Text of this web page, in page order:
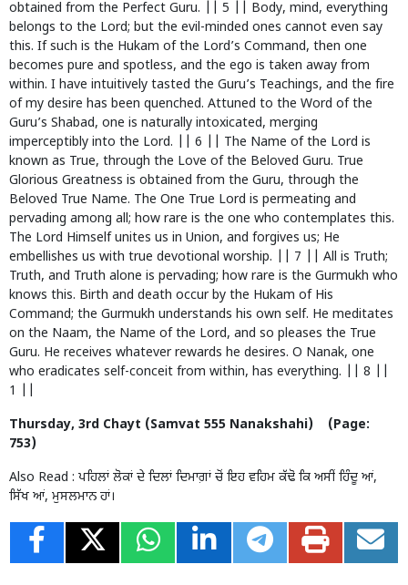
obtained from the Perfect Guru. || 5 || Body, mind, everything
belongs to the Lord; but the evil-minded ones cannot even say
this. If such is the Hukam of the Lord’s Command, then one
becomes pure and spotless, and the ego is taken away from
within. I have intuitively tasted the Guru’s Teachings, and the fire
of my desire has been quenched. Attuned to the Word of the
Guru’s Shabad, one is naturally intoxicated, merging
imperceptibly into the Lord. || 6 || The Name of the Lord is
known as True, through the Love of the Beloved Guru. True
Glorious Greatness is obtained from the Guru, through the
Beloved True Name. The One True Lord is permeating and
pervading among all; how rare is the one who contemplates this.
The Lord Himself unites us in Union, and forgives us; He
embellishes us with true devotional worship. || 7 || All is Truth;
Truth, and Truth alone is pervading; how rare is the Gurmukh who
knows this. Birth and death occur by the Hukam of His
Command; the Gurmukh understands his own self. He meditates
on the Naam, the Name of the Lord, and so pleases the True
Guru. He receives whatever rewards he desires. O Nanak, one
who eradicates self-conceit from within, has everything. || 8 ||
1 ||
Thursday, 3rd Chayt (Samvat 555 Nanakshahi) (Page:
753)
Also Read : ਪਹਿਲਾਂ ਲੋਕਾਂ ਦੇ ਦਿਲਾਂ ਦਿਮਾਗ਼ਾਂ ਚੋਂ ਇਹ ਵਹਿਮ ਕੱਢੋ ਕਿ ਅਸੀਂ ਹਿੰਦੂ ਆਂ,
ਸਿੱਖ ਆਂ, ਮੁਸਲਮਾਨ ਹਾਂ।